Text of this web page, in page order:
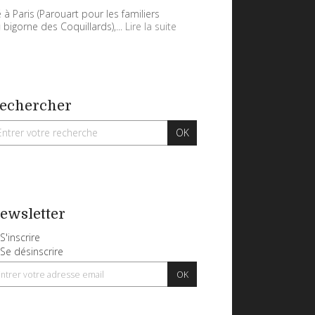
à Paris (Parouart pour les familiers
bigorne des Coquillards),... Lire la suite
S'inscrire
Se désinscrire